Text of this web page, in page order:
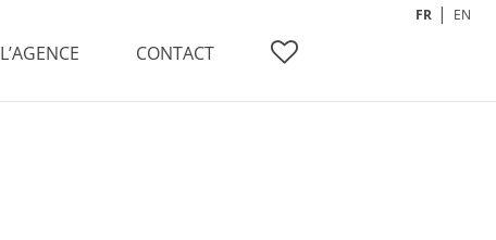
L’AGENCE CONTACT
FR EN